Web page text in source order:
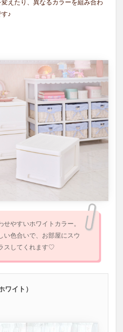
えたり、異なるカラーを組み合わ
♪
せやすいホワイトカラー。
い色合いで、お部屋にスウ
スしてくれます♡
ワイト）